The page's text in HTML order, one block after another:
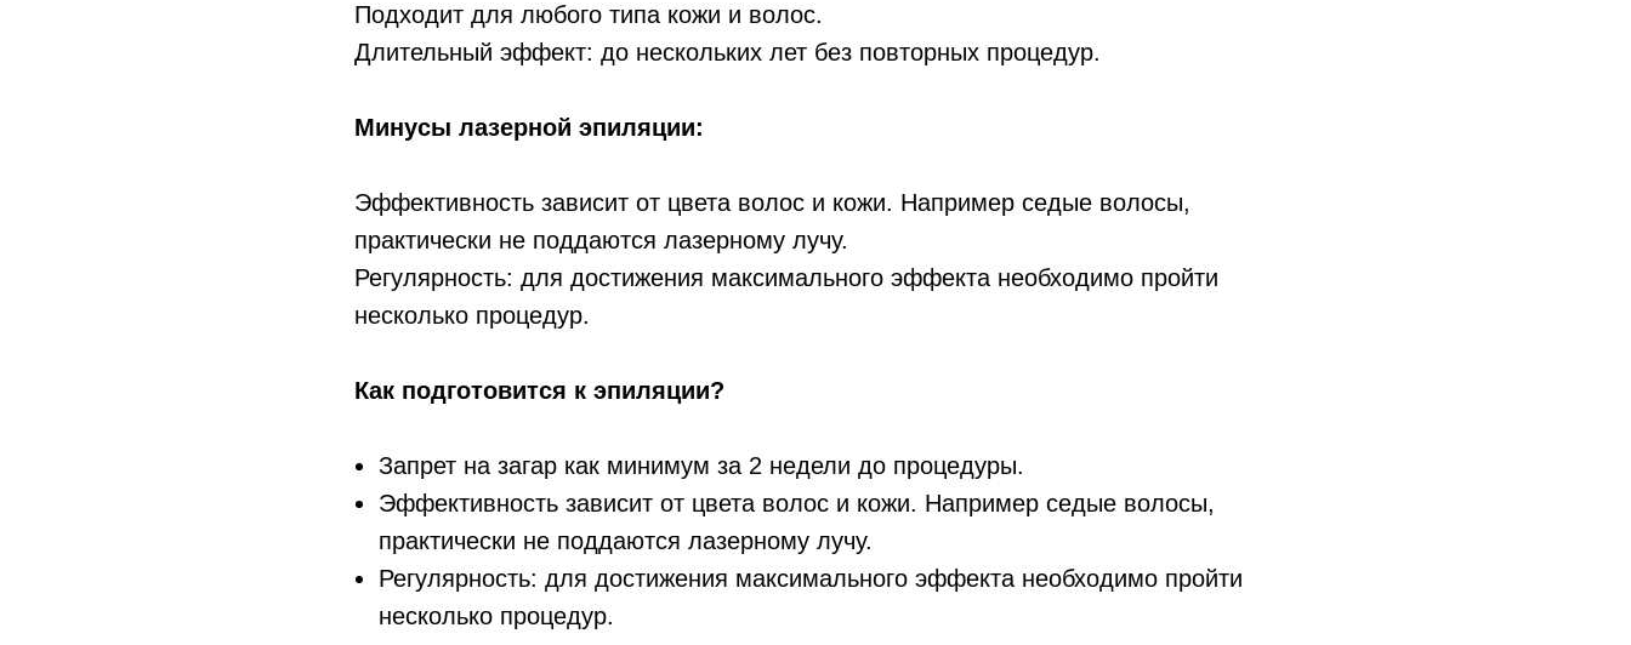
Подходит для любого типа кожи и волос.
Длительный эффект: до нескольких лет без повторных процедур.
Минусы лазерной эпиляции:
Эффективность зависит от цвета волос и кожи. Например седые волосы,
практически не поддаются лазерному лучу.
Регулярность: для достижения максимального эффекта необходимо пройти
несколько процедур.
Как подготовится к эпиляции?
Запрет на загар как минимум за 2 недели до процедуры.
Эффективность зависит от цвета волос и кожи. Например седые волосы,
практически не поддаются лазерному лучу.
Регулярность: для достижения максимального эффекта необходимо пройти
несколько процедур.